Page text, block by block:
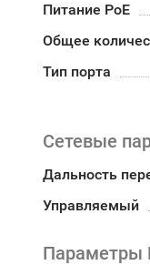
Питание PoE
Общее
Тип порта
Сетевые
Дальность
Управляемый
Параметры